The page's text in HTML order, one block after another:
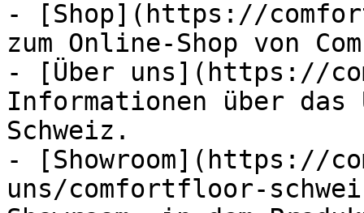
- [Shop](https://
zum Online-Shop von
- [Über uns](https://
Informationen über das
Schweiz.
- [Showroom](https://
uns/comfortfloor-